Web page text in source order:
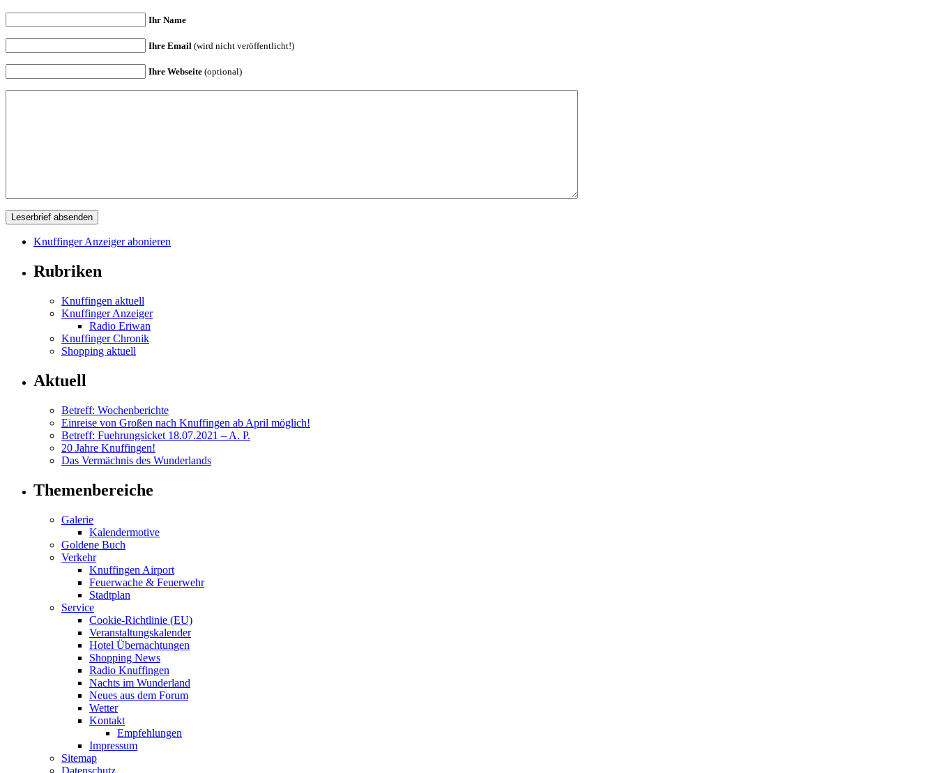
Ihr Name
Ihre Email (wird nicht veröffentlicht!)
Ihre Webseite (optional)
Knuffinger Anzeiger abonieren
Rubriken
Knuffingen aktuell
Knuffinger Anzeiger
Radio Eriwan
Knuffinger Chronik
Shopping aktuell
Aktuell
Betreff: Wochenberichte
Einreise von Großen nach Knuffingen ab April möglich!
Betreff: Fuehrungsicket 18.07.2021 – A. P.
20 Jahre Knuffingen!
Das Vermächnis des Wunderlands
Themenbereiche
Galerie
Kalendermotive
Goldene Buch
Verkehr
Knuffingen Airport
Feuerwache & Feuerwehr
Stadtplan
Service
Cookie-Richtlinie (EU)
Veranstaltungskalender
Hotel Übernachtungen
Shopping News
Radio Knuffingen
Nachts im Wunderland
Neues aus dem Forum
Wetter
Kontakt
Empfehlungen
Impressum
Sitemap
Datenschutz